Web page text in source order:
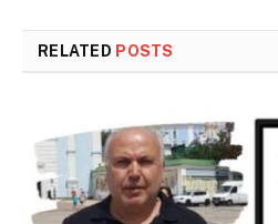
RELATED POSTS